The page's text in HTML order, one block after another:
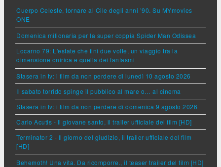
Cuerpo Celeste, tornare al Cile degli anni ’90. Su MYmovies
ONE
Domenica milionaria per la super coppia Spider Man Odissea
Locarno 79: L'estate che finì due volte, un viaggio tra la
dimensione onirica e quella dei fantasmi
Stasera in tv: i film da non perdere di lunedì 10 agosto 2026
Il sabato torrido spinge il pubblico al mare o… al cinema
Stasera in tv: i film da non perdere di domenica 9 agosto 2026
Carlo Acutis - Il giovane santo, il trailer ufficiale del film [HD]
Terminator 2 - Il giorno del giudizio, il trailer ufficiale del film
[HD]
Behemoth! Una vita. Da ricomporre., il teaser trailer del film [HD]